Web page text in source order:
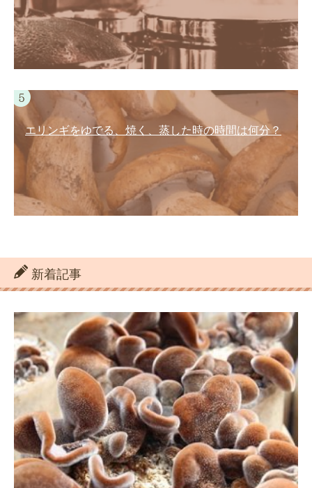
エリンギをゆでる、焼く、蒸した時の時間は何分？
新着記事